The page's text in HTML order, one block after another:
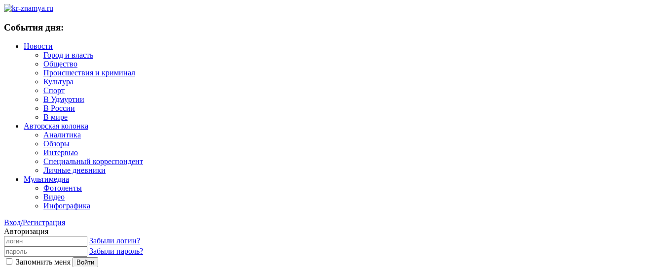
События дня:
Новости
Город и власть
Общество
Происшествия и криминал
Культура
Спорт
В Удмуртии
В России
В мире
Авторская колонка
Аналитика
Обзоры
Интервью
Специальный корреспондент
Личные дневники
Мультимедиа
Фотоленты
Видео
Инфографика
Вход/Регистрация
Авторизация
Забыли логин?
Забыли пароль?
Запомнить меня